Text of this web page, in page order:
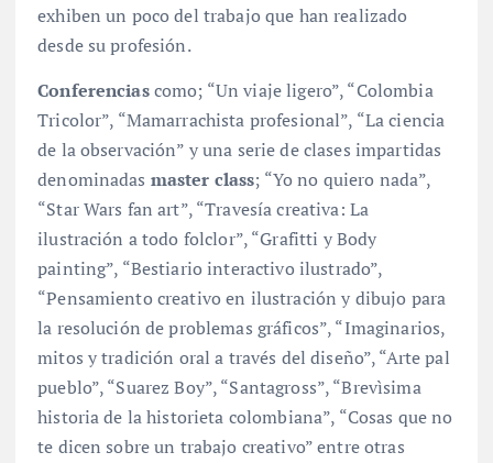
exhiben un poco del trabajo que han realizado
desde su profesión.
Conferenciascomo; “Un viaje ligero”, “Colombia
Tricolor”, “Mamarrachista profesional”, “La ciencia
de la observación” y una serie de clases impartidas
denominadas master class; “Yo no quiero nada”,
“Star Wars fan art”, “Travesía creativa: La
ilustración a todo folclor”, “Grafitti y Body
painting”, “Bestiario interactivo ilustrado”,
“Pensamiento creativo en ilustración y dibujo para
la resolución de problemas gráficos”, “Imaginarios,
mitos y tradición oral a través del diseño”, “Arte pal
pueblo”, “Suarez Boy”, “Santagross”, “Brevìsima
historia de la historieta colombiana”, “Cosas que no
te dicen sobre un trabajo creativo” entre otras